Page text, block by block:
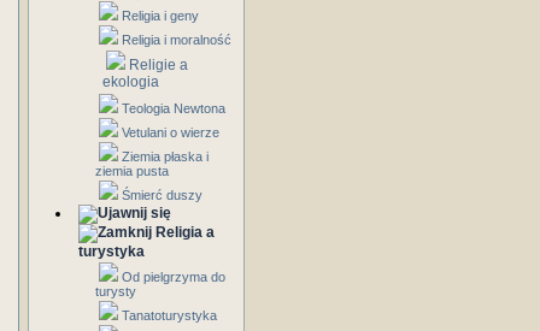
Religia i geny
Religia i moralność
Religie a
ekologia
Teologia Newtona
Vetulani o wierze
Ziemia płaska i
ziemia pusta
Śmierć duszy
Religia a
turystyka
Od pielgrzyma do
turysty
Tanatoturystyka